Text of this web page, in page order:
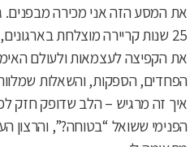
את המסע הזה אני מכירה מבפנים.
25 שנות קריירה מוצלחת בארגונים, הבנתי שאני רוצה משהו אחר.
את הקפיצה לעצמאות ולעולם
הפחדים, הספקות, והשאלות
איך זה מרגיש – הלב שדופק חזק
הפנימי ששואל “בטוחה?”,